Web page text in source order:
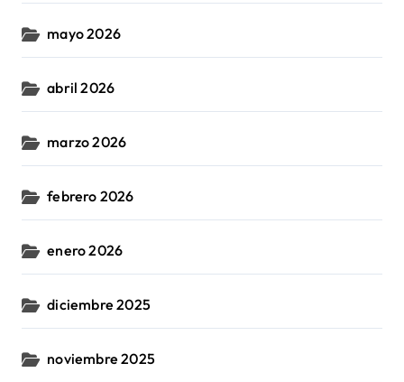
mayo 2026
abril 2026
marzo 2026
febrero 2026
enero 2026
diciembre 2025
noviembre 2025